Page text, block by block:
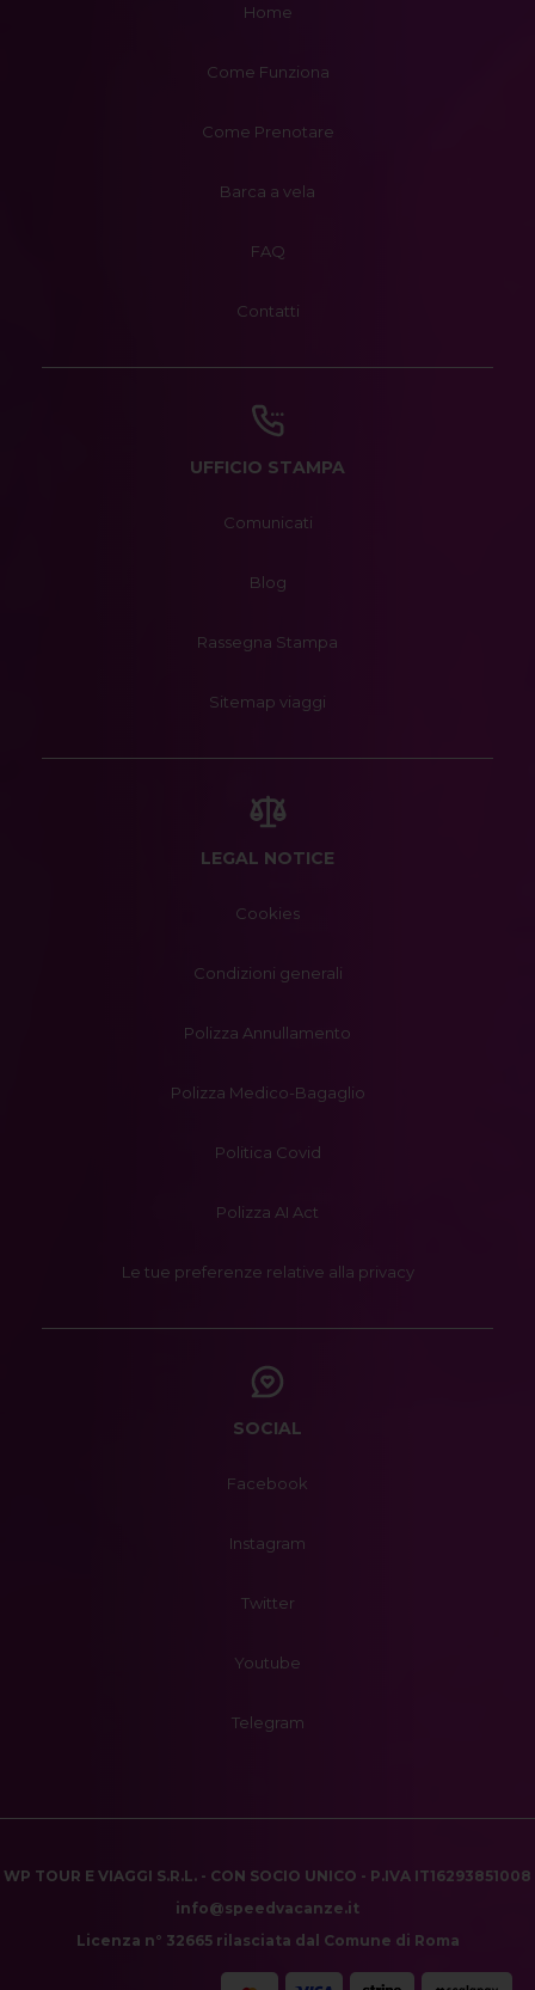
Home
Come Funziona
Come Prenotare
Barca a vela
FAQ
Contatti
UFFICIO STAMPA
Comunicati
Blog
Rassegna Stampa
Sitemap viaggi
LEGAL NOTICE
Cookies
Condizioni generali
Polizza Annullamento
Polizza Medico-Bagaglio
Politica Covid
Polizza AI Act
Le tue preferenze relative alla privacy
SOCIAL
Facebook
Instagram
Twitter
Youtube
Telegram
WP TOUR E VIAGGI S.R.L. - CON SOCIO UNICO - P.IVA IT16293851008
info@speedvacanze.it
Licenza n° 32665 rilasciata dal Comune di Roma